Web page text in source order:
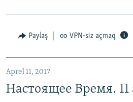
Paylaş VPN-siz açmaq
Aprel 11, 2017
Настоящее Время. 11